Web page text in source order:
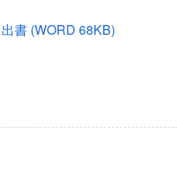
書 (WORD 68KB)